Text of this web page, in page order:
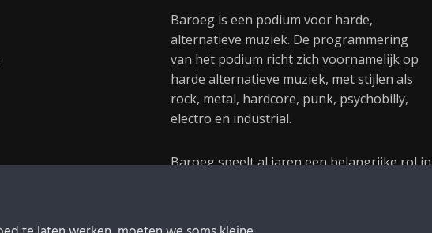
Baroeg is een podium voor harde,
alternatieve muziek. De programmering
van het podium richt zich voornamelijk op
harde alternatieve muziek, met stijlen als
rock, metal, hardcore, punk, psychobilly,
electro en industrial.
Baroeg speelt al jaren een belangrijke rol in